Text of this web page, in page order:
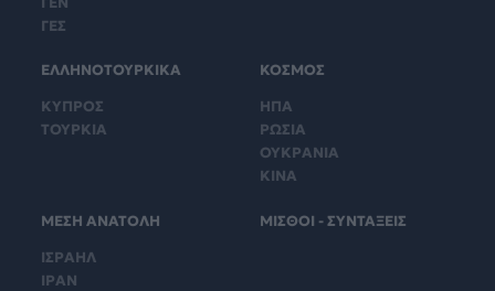
ΓΕΣ
ΕΛΛΗΝΟΤΟΥΡΚΙΚΑ
ΚΥΠΡΟΣ
ΤΟΥΡΚΙΑ
ΚΟΣΜΟΣ
ΗΠΑ
ΡΩΣΙΑ
ΟΥΚΡΑΝΙΑ
ΚΙΝΑ
ΜΕΣΗ ΑΝΑΤΟΛΗ
ΙΣΡΑΗΛ
ΙΡΑΝ
ΜΙΣΘΟΙ - ΣΥΝΤΑΞΕΙΣ